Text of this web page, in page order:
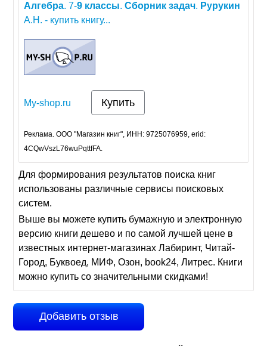
Алгебра. 7-9 классы.Сборник задач. Рурукин
А.Н. - купить книгу...
My-shop.ru Купить
Реклама. ООО "Магазин книг", ИНН: 9725076959, erid:
4CQwVszL76wuPqttfFA.
Для формирования результатов поиска книг
использованы различные сервисы поисковых
систем.
Выше вы можете купить бумажную и электронную
версию книги дешево и по самой лучшей цене в
известных интернет-магазинах Лабиринт, Читай-
Город, Буквоед, МИФ, Озон, book24, Литрес. Книги
можно купить со значительными скидками!
Добавить отзыв